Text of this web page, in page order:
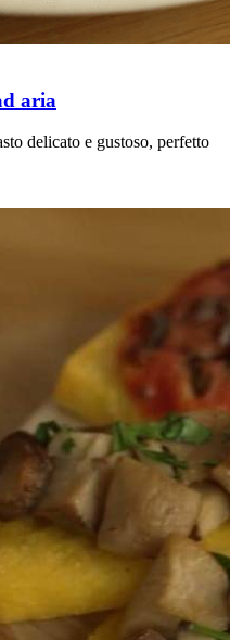
aria
delicato e gustoso, perfetto